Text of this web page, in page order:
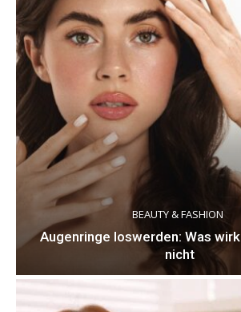
BEAUTY & FASHION
Augenringe loswerden: Was
nicht